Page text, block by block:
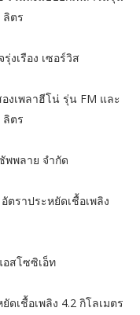
ลิตร
เรือง เซอร์วิส
งเพลาฮีโน่ รุ่น FM และ
ลิตร
พลาย จำกัด
ตราประหยัดเชื้อเพลิง
อสโซซิเอ็ท
เชื้อเพลิง 4.2 กิโลเมตร